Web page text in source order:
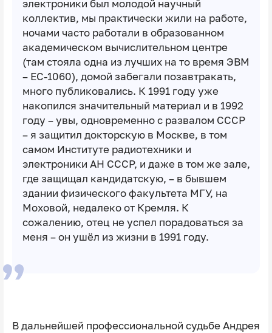
электроники был молодой научный
коллектив, мы практически жили на работе,
ночами часто работали в образованном
академическом вычислительном центре
(там стояла одна из лучших на то время ЭВМ
– ЕС-1060), домой забегали позавтракать,
много публиковались. К 1991 году уже
накопился значительный материал и в 1992
году – увы, одновременно с развалом СССР
– я защитил докторскую в Москве, в том
самом Институте радиотехники и
электроники АН СССР, и даже в том же зале,
где защищал кандидатскую, – в бывшем
здании физического факультета МГУ, на
Моховой, недалеко от Кремля. К
сожалению, отец не успел порадоваться за
меня – он ушёл из жизни в 1991 году.
В дальнейшей профессиональной судьбе Андрея